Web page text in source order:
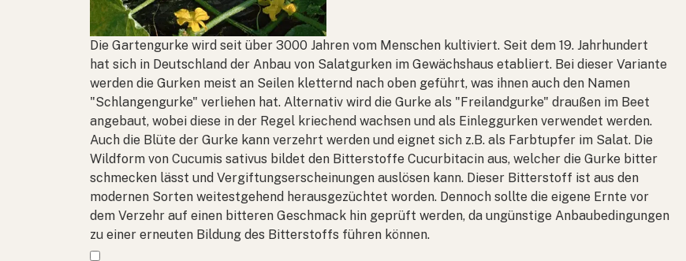
Die Gartengurke wird seit über 3000 Jahren vom Menschen kultiviert. Seit dem 19. Jahrhundert
hat sich in Deutschland der Anbau von Salatgurken im Gewächshaus etabliert. Bei dieser Variante
werden die Gurken meist an Seilen kletternd nach oben geführt, was ihnen auch den Namen
"Schlangengurke" verliehen hat. Alternativ wird die Gurke als "Freilandgurke" draußen im Beet
angebaut, wobei diese in der Regel kriechend wachsen und als Einleggurken verwendet werden.
Auch die Blüte der Gurke kann verzehrt werden und eignet sich z.B. als Farbtupfer im Salat. Die
Wildform von Cucumis sativus bildet den Bitterstoffe Cucurbitacin aus, welcher die Gurke bitter
schmecken lässt und Vergiftungserscheinungen auslösen kann. Dieser Bitterstoff ist aus den
modernen Sorten weitestgehend herausgezüchtet worden. Dennoch sollte die eigene Ernte vor
dem Verzehr auf einen bitteren Geschmack hin geprüft werden, da ungünstige Anbaubedingungen
zu einer erneuten Bildung des Bitterstoffs führen können.
Mehr anzeigen